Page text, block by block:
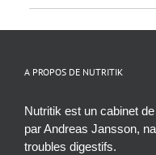
A PROPOS DE NUTRITIK
Nutritik est un cabinet
par Andreas Jansson,
troubles digestifs.